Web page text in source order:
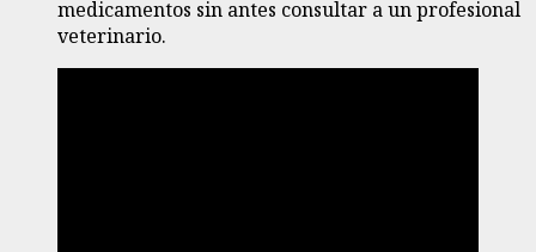
medicamentos sin antes consultar a un profesional
veterinario.